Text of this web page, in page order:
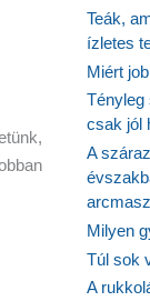
Teák,
ízletes
Miért
Tényleg
csak jól
A
Milyen
Túl sok
A